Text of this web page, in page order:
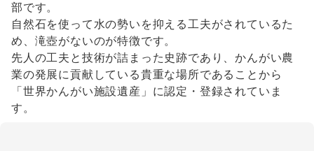
部です。
自然石を使って水の勢いを抑える工夫がされているた
め、滝壺がないのが特徴です。
先人の工夫と技術が詰まった史跡であり、かんがい農
業の発展に貢献している貴重な場所であることから
「世界かんがい施設遺産」に認定・登録されていま
す。